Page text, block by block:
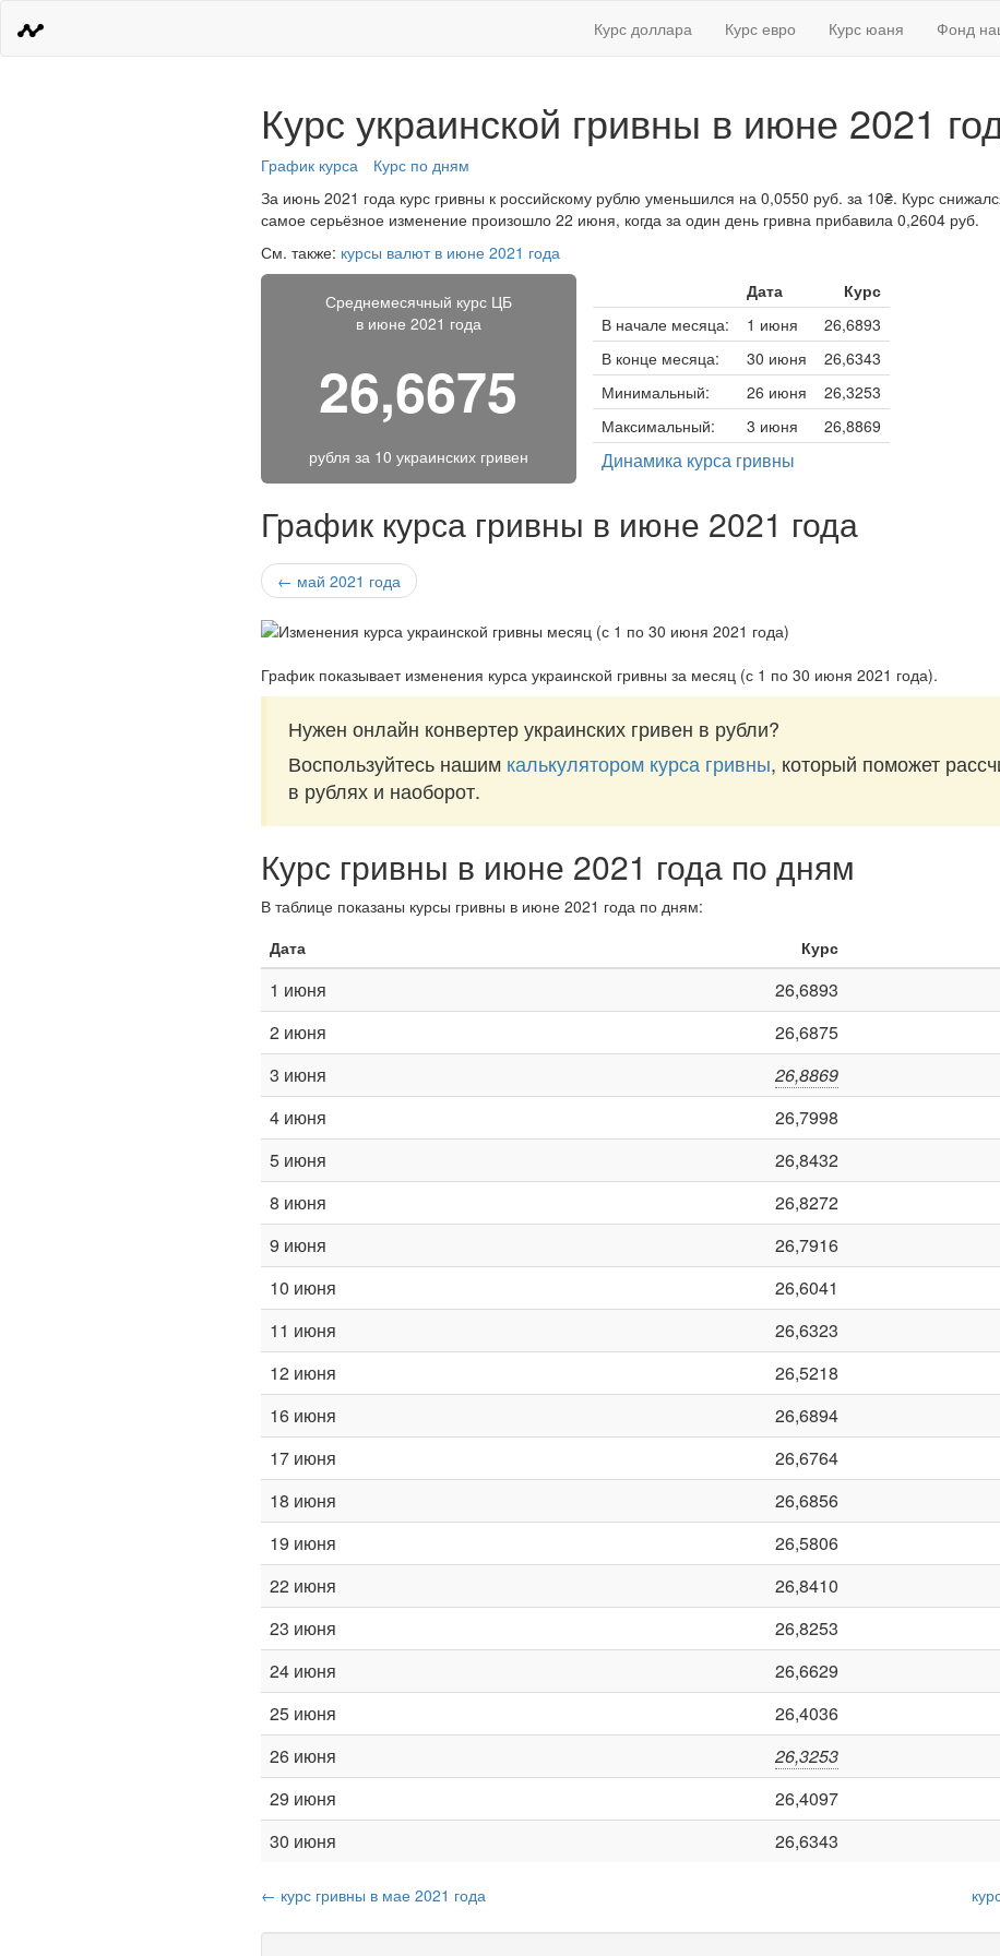
Курс доллара Курс евро Курс юаня Фонд
Курс украинской гривны в июне 2021
График курса
Курс по дням
За июнь 2021 года курс гривны к российскому рублю уменьшился на 0,0550 руб. за 10₴. Курс
самое серьёзное изменение произошло 22 июня, когда за один день гривна прибавила 0,2604 руб.
См. также: курсы валют в июне 2021 года
Среднемесячный курс ЦБ
в июне 2021 года
26,6675
рубля за 10 украинских гривен
Дата
Курс
В начале месяца:
1 июня
26,6893
В конце месяца:
30 июня
26,6343
Минимальный:
26 июня
26,3253
Максимальный:
3 июня 26,8869
Динамика курса гривны
График курса гривны в июне 2021 года
← май 2021 года
График показывает изменения курса украинской гривны за месяц (с 1 по 30 июня 2021 года).
Нужен онлайн конвертер украинских гривен в рубли?
Воспользуйтесь нашим калькулятором курса гривны, который поможет
в рублях и наоборот.
Курс гривны в июне 2021 года по дням
В таблице показаны курсы гривны в июне 2021 года по дням:
Дата
Курс
1 июня 26,6893
2 июня
26,6875
3 июня
26,8869
4 июня
26,7998
5 июня
26,8432
8 июня
26,8272
9 июня
26,7916
10 июня
26,6041
11 июня
26,6323
12 июня
26,5218
16 июня
26,6894
17 июня
26,6764
18 июня
26,6856
19 июня
26,5806
22 июня
26,8410
23 июня
26,8253
24 июня
26,6629
25 июня
26,4036
26 июня
26,3253
29 июня
26,4097
30 июня
26,6343
← курс гривны в мае 2021 года